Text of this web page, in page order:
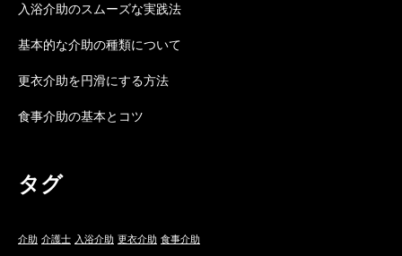
入浴介助のスムーズな実践法
基本的な介助の種類について
更衣介助を円滑にする方法
食事介助の基本とコツ
タグ
介助 介護士 入浴介助 更衣介助 食事介助